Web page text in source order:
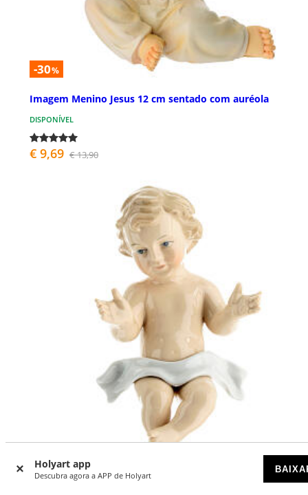
Holyart app
Descubra agora a APP de Holyart
-30%
Imagem Menino Jesus 12 cm sentado com auréola
DISPONÍVEL
€ 9,69 € 13,90
-24%